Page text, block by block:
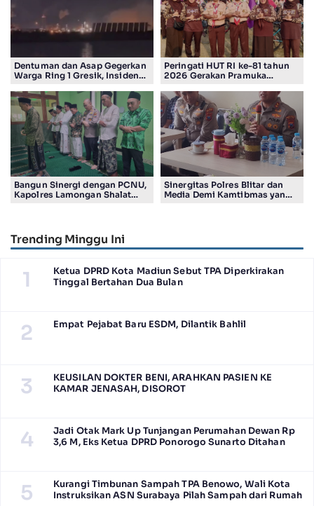
Dentuman dan Asap Gegerkan
Warga Ring 1 Gresik, Insiden
Smelting
Peringati HUT RI ke-81 tahun
2026 Gerakan Pramuka
RALLY HIKING, Trophy bergilir
Camat Jabon
Bangun Sinergi dengan PCNU,
Kapolres Lamongan Shalat
Sinergitas Polres Blitar dan
Media Demi Kamtibmas yang
Trending Minggu Ini
1
Ketua DPRD Kota Madiun Sebut TPA Diperkirakan
Tinggal Bertahan Dua Bulan
2 Empat Pejabat Baru ESDM, Dilantik Bahlil
3
KEUSILAN DOKTER BENI, ARAHKAN PASIEN KE
KAMAR JENASAH, DISOROT
4
Jadi Otak Mark Up Tunjangan Perumahan Dewan Rp
3,6 M, Eks Ketua DPRD Ponorogo Sunarto Ditahan
5
Kurangi Timbunan Sampah TPA Benowo, Wali Kota
Instruksikan ASN Surabaya Pilah Sampah dari Rumah